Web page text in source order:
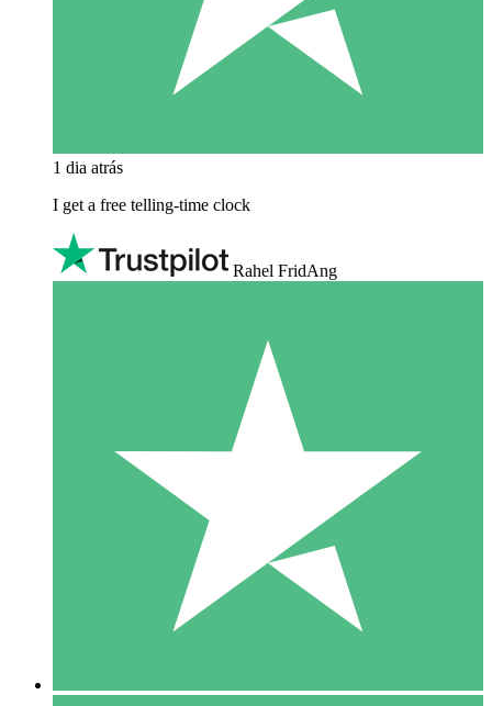
1 dia atrás
I get a free telling-time clock
Rahel FridAng